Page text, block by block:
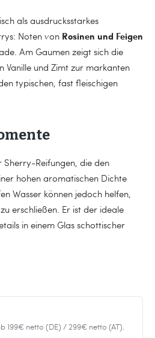
als ausdrucksstarkes
Noten von Rosinen und Feigen
Am Gaumen zeigt sich die
Vanille und Zimt zur markanten
typischen, fast fleischigen
Sherry-Reifungen, die den
hohen aromatischen Dichte
Wasser können jedoch helfen,
erschließen. Er ist der ideale
in einem Glas schottischer
199€ netto (DE) / 299€ netto (AT).